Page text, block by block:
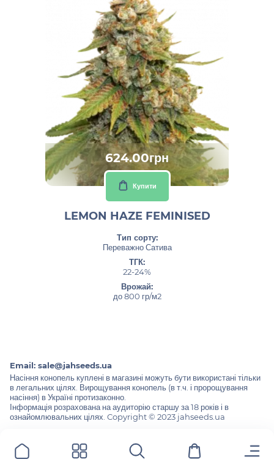
624.00грн
Купити
LEMON HAZE FEMINISED
Тип сорту:
Переважно Сатива
ТГК:
22-24%
Врожай:
до 800 гр/м2
Email: sale@jahseeds.ua
Насіння конопель куплені в магазині можуть бути використані тільки
в легальних цілях. Вирощування конопель (в т.ч. і пророщування
насіння) в Україні протизаконно.
Інформація розрахована на аудиторію старшу за 18 років і в
ознайомлювальних цілях. Copyright © 2023 jahseeds.ua